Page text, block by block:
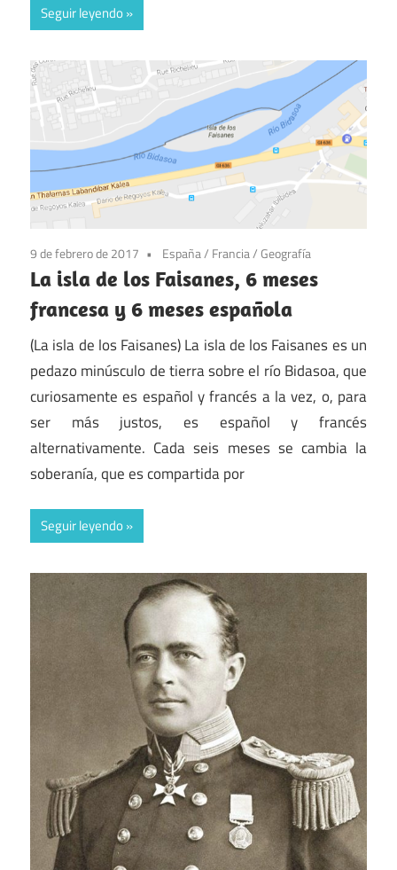
Seguir leyendo
9 de febrero de 2017 España/ Francia/Geografía
La isla de los Faisanes, 6 meses
francesa y 6 meses española
(La isla de los Faisanes) La isla de los Faisanes es un
pedazo minúsculo de tierra sobre el río Bidasoa, que
curiosamente es español y francés a la vez, o, para
ser más justos, es español y francés
alternativamente. Cada seis meses se cambia la
soberanía, que es compartida por
Seguir leyendo